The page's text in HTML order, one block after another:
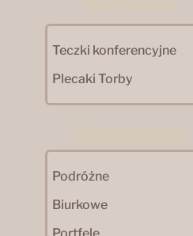
Teczki konferencyjne
Plecaki Torby
Podróżne
Biurkowe